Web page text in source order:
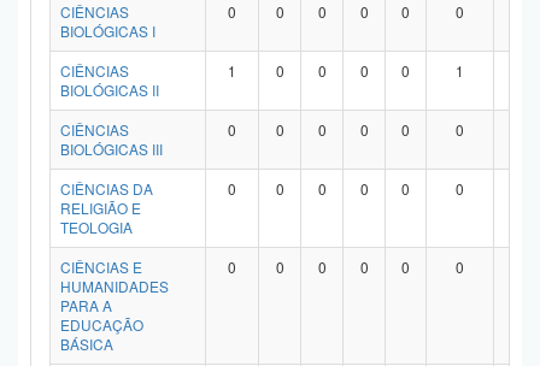
CIÊNCIAS
BIOLÓGICAS I
0 0 0 0 0 0
CIÊNCIAS
BIOLÓGICAS II
1 0 0 0 0 1
CIÊNCIAS
BIOLÓGICAS III
0 0 0 0 0 0
CIÊNCIAS DA
RELIGIÃO E
TEOLOGIA
0 0 0 0 0 0
CIÊNCIAS E
HUMANIDADES
PARA A
EDUCAÇÃO
BÁSICA
0 0 0 0 0 0